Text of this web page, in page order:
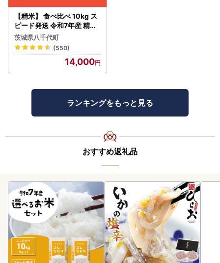
【精米】 食べ比べ 10kg ス
ピード発送 令和7年産 精米
白米
茨城県八千代町
(550)
14,000
ランキングをもっと見る
おすすめ返礼品